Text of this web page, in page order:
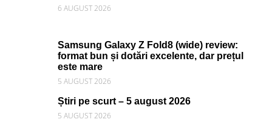
6 AUGUST 2026
Samsung Galaxy Z Fold8 (wide) review:
format bun și dotări excelente, dar prețul
este mare
5 AUGUST 2026
Știri pe scurt – 5 august 2026
5 AUGUST 2026